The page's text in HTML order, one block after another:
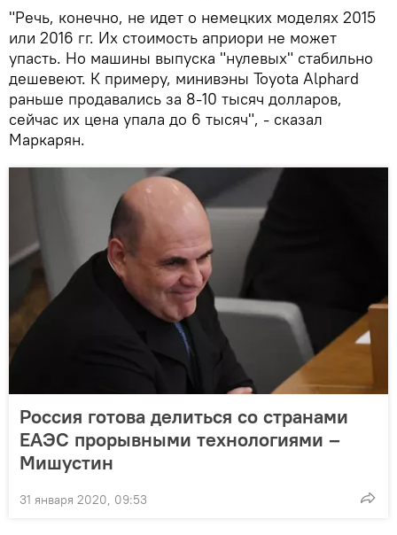
"Речь, конечно, не идет о немецких моделях 2015
или 2016 гг. Их стоимость априори не может
упасть. Но машины выпуска "нулевых" стабильно
дешевеют. К примеру, минивэны Toyota Alphard
раньше продавались за 8-10 тысяч долларов,
сейчас их цена упала до 6 тысяч", - сказал
Маркарян.
Россия готова делиться со странами
ЕАЭС прорывными технологиями –
Мишустин
31 января 2020, 09:53